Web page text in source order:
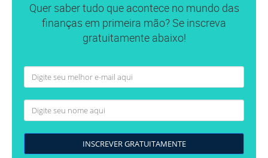
Quer saber tudo que acontece no mundo das
finanças em primeira mão? Se inscreva
gratuitamente abaixo!
INSCREVER GRATUITAMENTE